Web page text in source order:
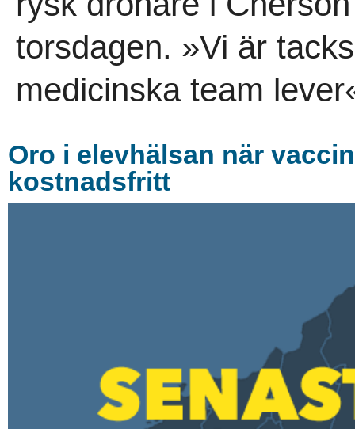
torsdagen. »Vi är
medicinska team
Oro i elevhälsan när
kostnadsfritt